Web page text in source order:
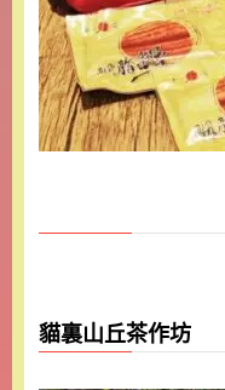
貓裏山丘茶作坊